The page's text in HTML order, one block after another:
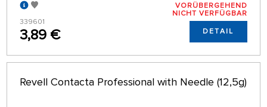
339601
3,89 €
VORÜBERGEHEND
NICHT VERFÜGBAR
DETAIL
Revell Contacta Professional with Needle (12,5g)